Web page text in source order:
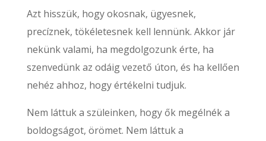
Azt hisszük, hogy okosnak, ügyesnek,
precíznek, tökéletesnek kell lennünk. Akkor jár
nekünk valami, ha megdolgozunk érte, ha
szenvedünk az odáig vezető úton, és ha kellően
nehéz ahhoz, hogy értékelni tudjuk.
Nem láttuk a szüleinken, hogy ők megélnék a
boldogságot, örömet. Nem láttuk a